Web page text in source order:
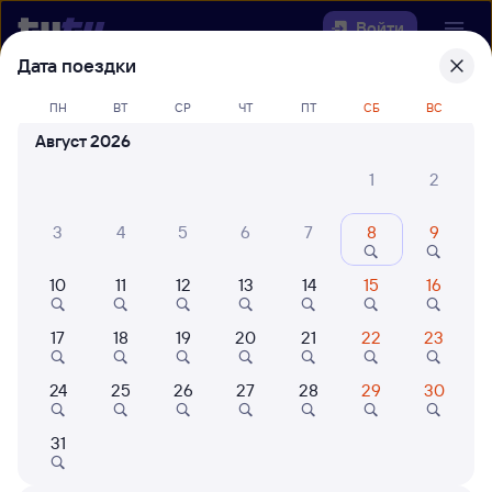
Войти
Выберите день, чтобы найтиж/д
билеты Киренга — Чаны
Куда
Когда
Кто едет
Найти поезда
Дата поездки
ПН ВТ СР ЧТ ПТ СБ ВС
Август 2026
1
2
3 4 5 6 7 8 9
10 11 12 13 14 15 16
17 18 19 20 21 22 23
24 25 26 27 28 29 30
31